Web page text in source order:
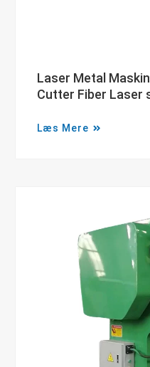
Laser Metal
Cutter Fiber Laser
Læs Mere